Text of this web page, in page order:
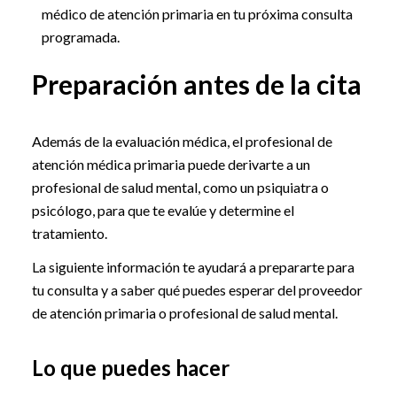
médico de atención primaria en tu próxima consulta
programada.
Preparación antes de la cita
Además de la evaluación médica, el profesional de
atención médica primaria puede derivarte a un
profesional de salud mental, como un psiquiatra o
psicólogo, para que te evalúe y determine el
tratamiento.
La siguiente información te ayudará a prepararte para
tu consulta y a saber qué puedes esperar del proveedor
de atención primaria o profesional de salud mental.
Lo que puedes hacer